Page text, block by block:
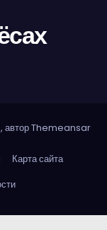
авторThemeansar
Карта сайта